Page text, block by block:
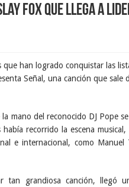
Fox que llega a
han logrado conquistar las
Señal, una canción que sale
mano del reconocido DJ Pope
recorrido la escena
e internacional, como Manuel
tan grandiosa canción, llegó